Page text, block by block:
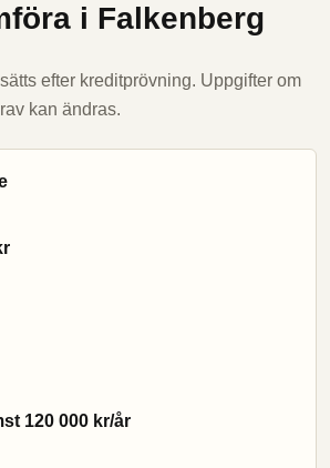
i Falkenberg
efter kreditprövning. Uppgifter om
kan ändras.
120 000 kr/år